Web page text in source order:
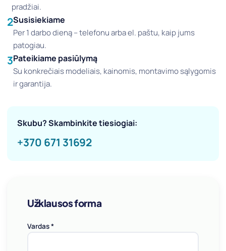
pradžiai.
2Susisiekiame
Per 1 darbo dieną – telefonu arba el. paštu, kaip jums
patogiau.
3Pateikiame pasiūlymą
Su konkrečiais modeliais, kainomis, montavimo sąlygomis
ir garantija.
Skubu? Skambinkite tiesiogiai:
+370 671 31692
Užklausos forma
Vardas *